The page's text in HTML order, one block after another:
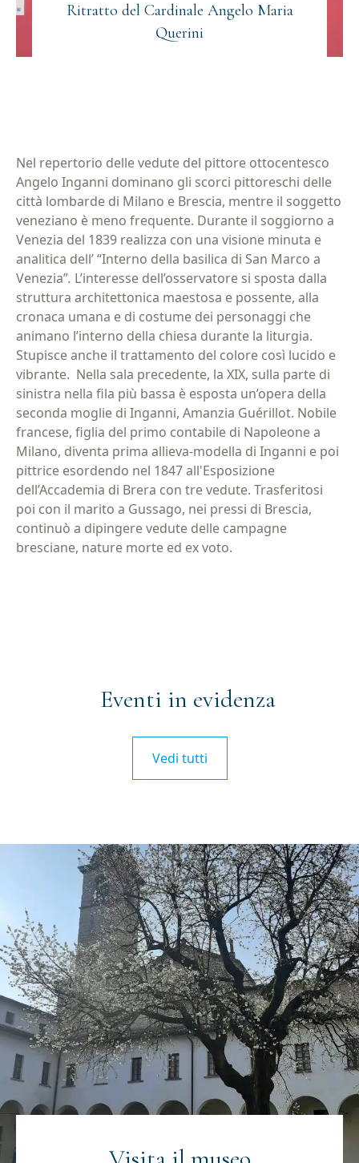
Ritratto del Cardinale Angelo Maria
Querini
Nel repertorio delle vedute del pittore ottocentesco
Angelo Inganni dominano gli scorci pittoreschi delle
città lombarde di Milano e Brescia, mentre il soggetto
veneziano è meno frequente. Durante il soggiorno a
Venezia del 1839 realizza con una visione minuta e
analitica dell’ “Interno della basilica di San Marco a
Venezia”. L’interesse dell’osservatore si sposta dalla
struttura architettonica maestosa e possente, alla
cronaca umana e di costume dei personaggi che
animano l’interno della chiesa durante la liturgia.
Stupisce anche il trattamento del colore così lucido e
vibrante. Nella sala precedente, la XIX, sulla parte di
sinistra nella fila più bassa è esposta un’opera della
seconda moglie di Inganni, Amanzia Guérillot. Nobile
francese, figlia del primo contabile di Napoleone a
Milano, diventa prima allieva-modella di Inganni e poi
pittrice esordendo nel 1847 all'Esposizione
dell’Accademia di Brera con tre vedute. Trasferitosi
poi con il marito a Gussago, nei pressi di Brescia,
continuò a dipingere vedute delle campagne
bresciane, nature morte ed ex voto.
Eventi in evidenza
Vedi tutti
Iscriviti alla newsletter